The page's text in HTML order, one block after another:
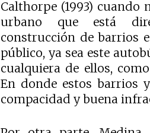
Calthorpe (1993)
urbano que está
construcción de barrios
público, ya sea este
cualquiera de ellos,
En donde estos barrios
compacidad y buena